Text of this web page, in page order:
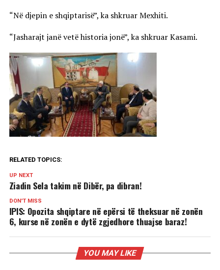
“Në djepin e shqiptarisë”, ka shkruar Mexhiti.
“Jasharajt janë vetë historia jonë”, ka shkruar Kasami.
RELATED TOPICS:
UP NEXT
Ziadin Sela takim në Dibër, pa dibran!
DON'T MISS
IPIS: Opozita shqiptare në epërsi të theksuar në zonën
6, kurse në zonën e dytë zgjedhore thuajse baraz!
YOU MAY LIKE